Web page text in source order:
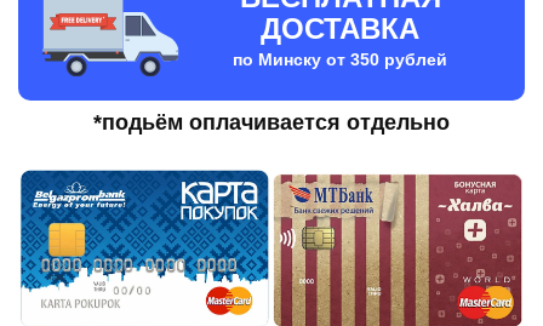
ДОСТАВКА
по Минску от 350 рублей
*подьём оплачивается отдельно